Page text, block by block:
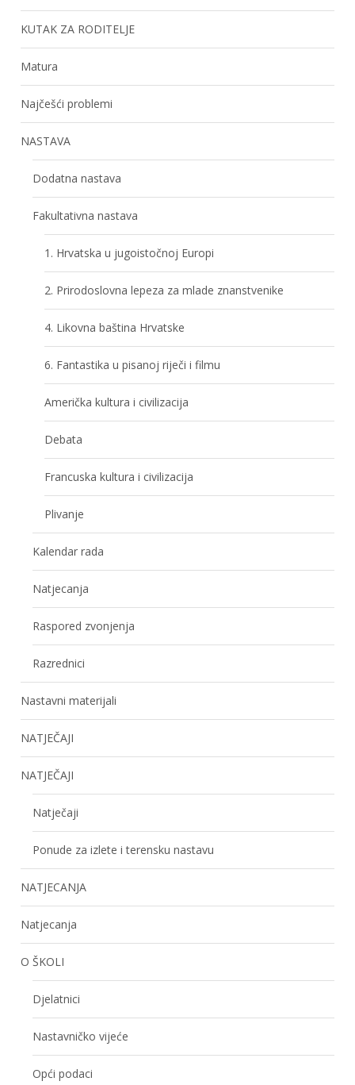
KUTAK ZA RODITELJE
Matura
Najčešći problemi
NASTAVA
Dodatna nastava
Fakultativna nastava
1. Hrvatska u jugoistočnoj Europi
2. Prirodoslovna lepeza za mlade znanstvenike
4. Likovna baština Hrvatske
6. Fantastika u pisanoj riječi i filmu
Američka kultura i civilizacija
Debata
Francuska kultura i civilizacija
Plivanje
Kalendar rada
Natjecanja
Raspored zvonjenja
Razrednici
Nastavni materijali
NATJEČAJI
NATJEČAJI
Natječaji
Ponude za izlete i terensku nastavu
NATJECANJA
Natjecanja
O ŠKOLI
Djelatnici
Nastavničko vijeće
Opći podaci